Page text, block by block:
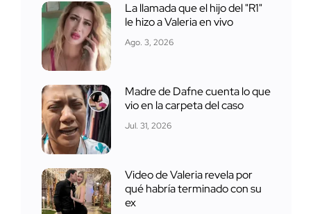
La llamada que el hijo del "R1"
le hizo a Valeria en vivo
Ago. 3, 2026
Madre de Dafne cuenta lo que
vio en la carpeta del caso
Jul. 31, 2026
Video de Valeria revela por
qué habría terminado con su
ex